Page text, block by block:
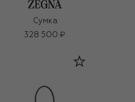
Сумка
328 500 ₽